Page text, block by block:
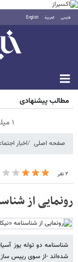
فارسی العربية English
پنجشنبه ۱۵
مطالب پیشنهادی
۱ میلیارد اعتبار خرید طلا | بدون ضامن و چک
صفحه اصلی اخبار
۲ نفر
رونمایی از
شناسنامه دو توله یوز
شده‌اند -از سوی رییس